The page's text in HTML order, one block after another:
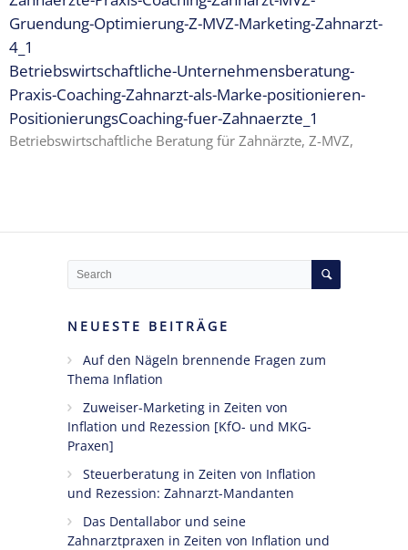
Gruendung-Optimierung-Z-MVZ-Marketing-Zahnarzt-
4_1
Betriebswirtschaftliche-Unternehmensberatung-
Praxis-Coaching-Zahnarzt-als-Marke-positionieren-
PositionierungsCoaching-fuer-Zahnaerzte_1
Betriebswirtschaftliche Beratung für Zahnärzte, Z-MVZ,
NEUESTE BEITRÄGE
Auf den Nägeln brennende Fragen zum
Thema Inflation
Zuweiser-Marketing in Zeiten von
Inflation und Rezession [KfO- und MKG-
Praxen]
Steuerberatung in Zeiten von Inflation
und Rezession: Zahnarzt-Mandanten
Das Dentallabor und seine
Zahnarztpraxen in Zeiten von Inflation und
Ängste,
und
Widerstände
angestellter
Zahnärzte
Blog